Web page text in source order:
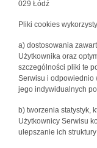
029 Łódź
Pliki cookies
a) dostosowania
Użytkownika oraz
szczególności pliki te
Serwisu i odpowiednio
jego indywidualnych
b) tworzenia statystyk,
Użytkownicy Serwisu
ulepszanie ich